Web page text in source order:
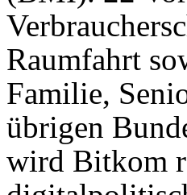
Raumfahrt
Familie,
übrigen
wird Bitkom